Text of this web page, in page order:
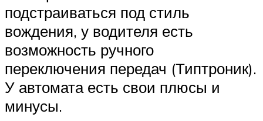
подстраиваться под стиль
вождения, у водителя есть
возможность ручного
переключения передач (Типтроник).
У автомата есть свои плюсы и
минусы.